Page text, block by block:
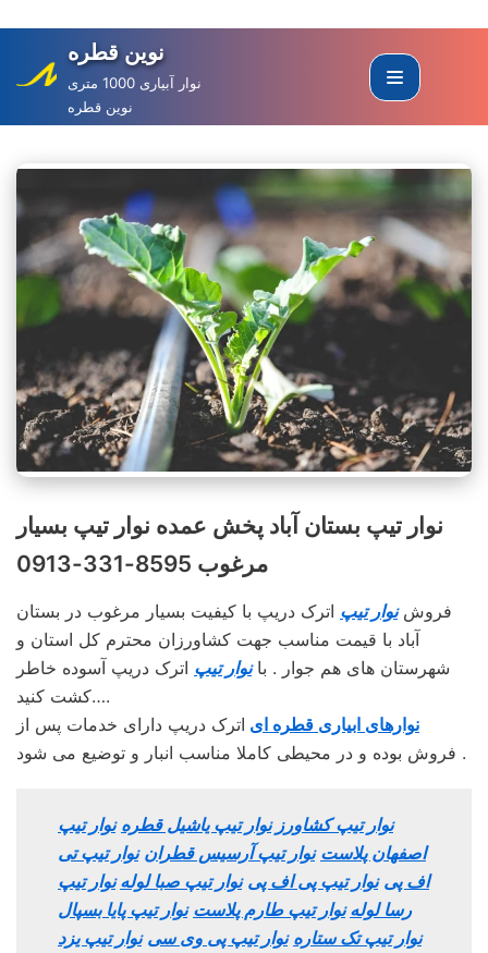
to
content
نوین قطره
نوار آبیاری 1000 متری
نوین قطره
نوار تیپ بستان‌ آباد پخش عمده نوار تیپ بسیار
مرغوب 8595-331-0913
فروشنوار تیپ اترک دریپ با کیفیت بسیار مرغوب در بستان‌
آباد با قیمت مناسب جهت کشاورزان محترم کل استان و
شهرستان های هم جوار . بانوار تیپ اترک دریپ آسوده خاطر
کشت کنید….
نوارهای ابیاری قطره ای اترک دریپ دارای خدمات پس از
فروش بوده و در محیطی کاملا مناسب انبار و توضیع می شود .
نوار تیپ کشاورز نوار تیپ یاشیل قطره نوار تیپ
اصفهان پلاست نوار تیپ آرسیس قطران نوار تیپ تی
اف پی نوار تیپ پی اف پی نوار تیپ صبا لوله نوار تیپ
رسا لوله نوار تیپ طارم پلاست نوار تیپ پایا بسپال
نوار تیپ تک ستاره نوار تیپ پی وی سی نوار تیپ یزد